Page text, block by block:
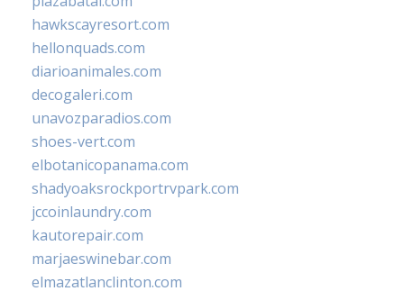
hawkscayresort.com
hellonquads.com
diarioanimales.com
decogaleri.com
unavozparadios.com
shoes-vert.com
elbotanicopanama.com
shadyoaksrockportrvpark.com
jccoinlaundry.com
kautorepair.com
marjaeswinebar.com
elmazatlanclinton.com